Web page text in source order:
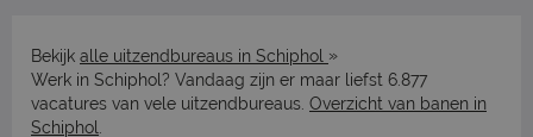
Bekijk alle uitzendbureaus in Schiphol »
Werk in Schiphol? Vandaag zijn er maar liefst 6.877
vacatures van vele uitzendbureaus. Overzicht van banen in
Schiphol